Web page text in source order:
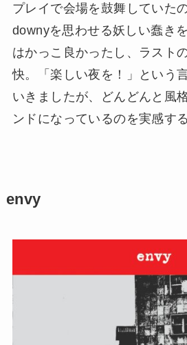
プレイで会場を鼓舞していた
downyを思わせる妖しい蠢き
はかっこ良かったし、ラスト
快。「楽しい夜を！」という
いきましたが、どんどんと風
ンドになっているのを実感す
envy